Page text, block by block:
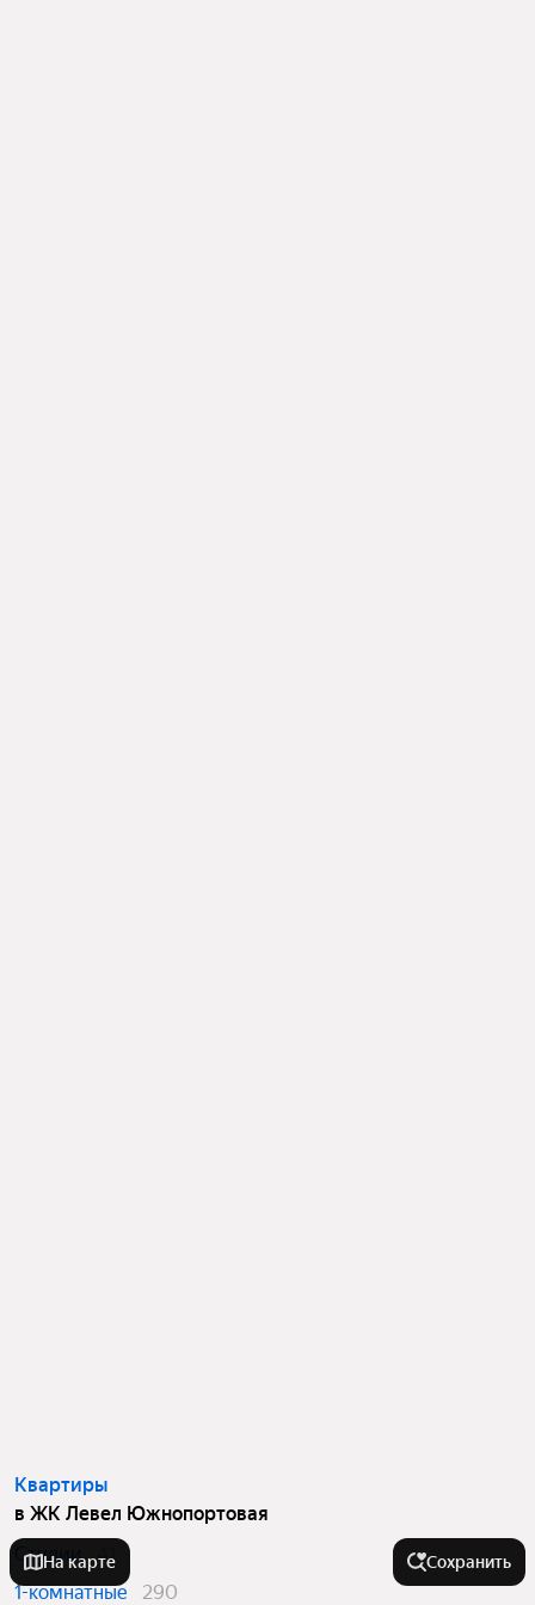
Квартиры
в ЖК Левел Южнопортовая
Студии
41
1-комнатные
290
На карте Сохранить